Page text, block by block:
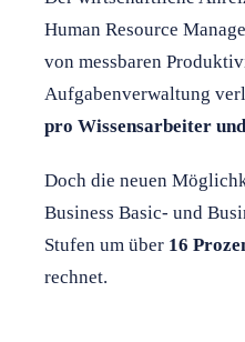
Human Resource
von messbaren
Aufgabenverwaltung
pro Wissensarbeiter
Doch die neuen
Business Basic- und
Stufen um über 16
rechnet.